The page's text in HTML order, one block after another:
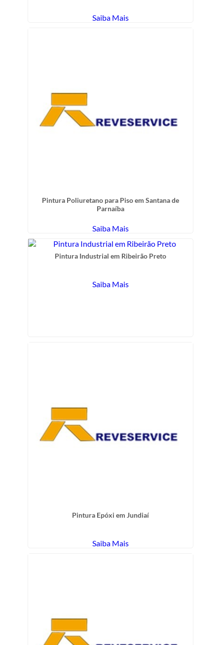
Saiba Mais
Pintura Poliuretano para Piso em Santana de
Parnaíba
Saiba Mais
Pintura Industrial em Ribeirão Preto
Saiba Mais
Pintura Epóxi em Jundiaí
Saiba Mais